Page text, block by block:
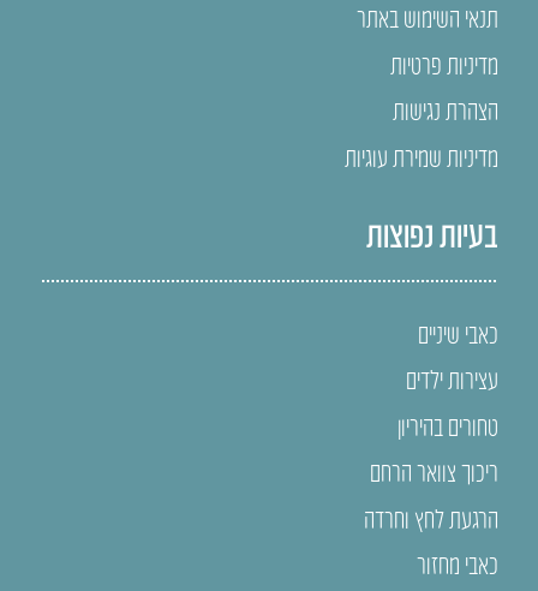
תנאי השימוש באתר
מדיניות פרטיות
הצהרת נגישות
מדיניות שמירת עוגיות
בעיות נפוצות
כאבי שיניים
עצירות ילדים
טחורים בהיריון
ריכוך צוואר הרחם
הרגעת לחץ וחרדה
כאבי מחזור